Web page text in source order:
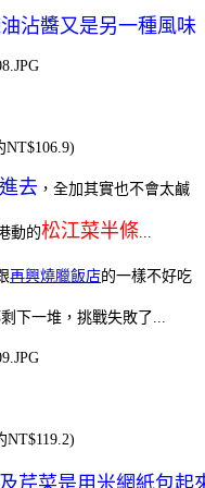
沾醬又是另一種風味
NT$106.9)
去 ，全加其實也不會太鹹
動的松江菜半條
再興燒臘飯店的一樣不好吃
下一堆，挑戰失敗了...
芹菜是用米網紙包起